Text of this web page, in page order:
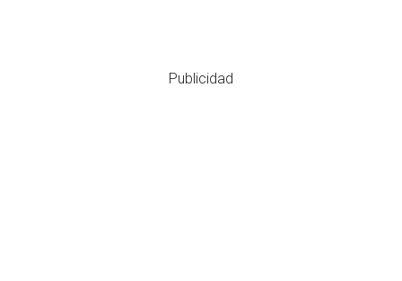
Publicidad